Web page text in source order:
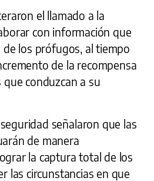
el llamado a la
con información que
de los prófugos, al tiempo
de la recompensa
conduzcan a su
señalaron que las
de manera
la captura total de los
las circunstancias en que